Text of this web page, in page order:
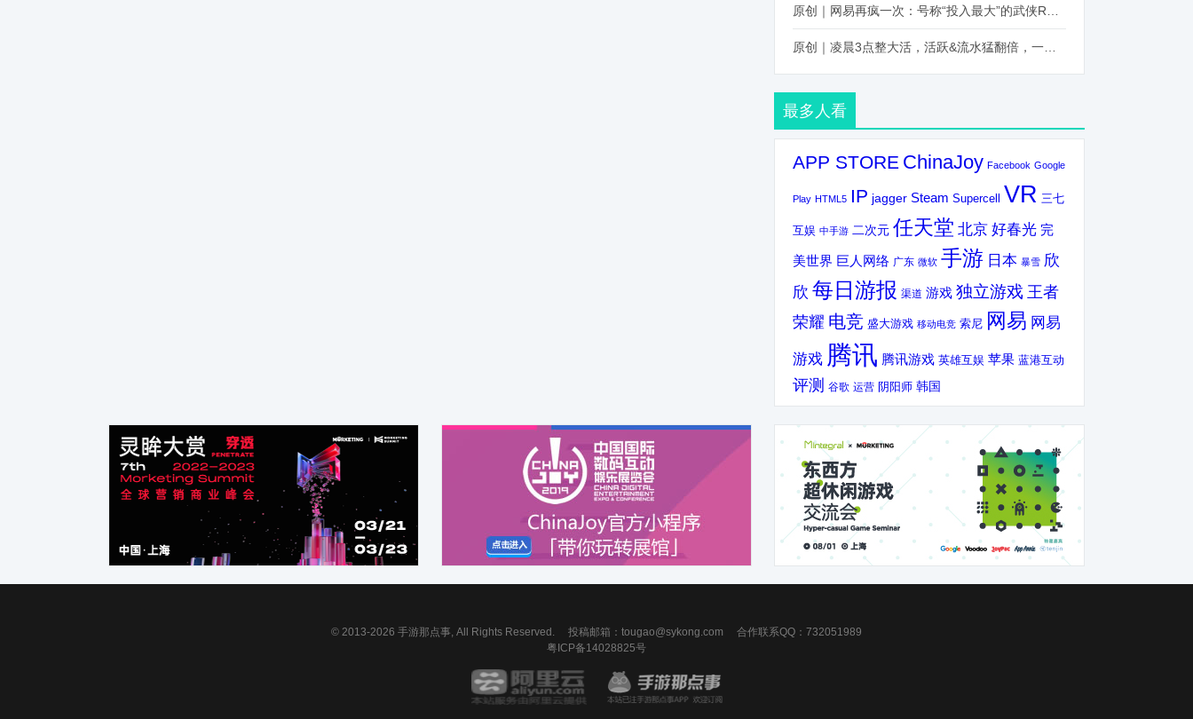
最多人看
APP STORE ChinaJoy Facebook Google
Play HTML5 IP jagger Steam Supercell VR 三七
互娱 中手游 二次元 任天堂 北京 好春光 完
美世界 巨人网络 广东 微软 手游 日本 暴雪 欣
欣 每日游报 渠道 游戏 独立游戏 王者
荣耀 电竞 盛大游戏 移动电竞 索尼 网易 网易
游戏 腾讯 腾讯游戏 英雄互娱 苹果 蓝港互动
评测 谷歌 运营 阴阳师 韩国
© 2013-2026 手游那点事, All Rights Reserved. 投稿邮箱： tougao@sykong.com 合作联系QQ：732051989
粤ICP备14028825号